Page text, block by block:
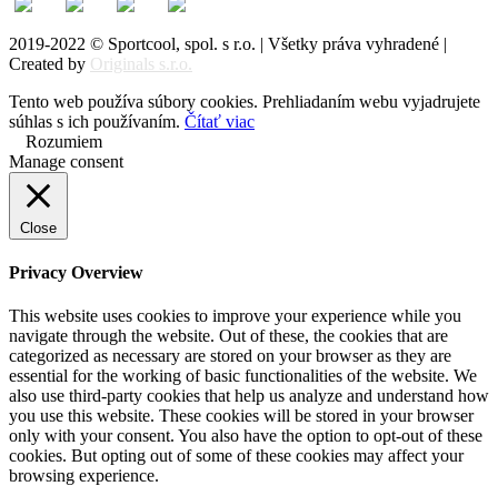
2019-2022 © Sportcool, spol. s r.o. | Všetky práva vyhradené |
Created by Originals s.r.o.
Tento web používa súbory cookies. Prehliadaním webu vyjadrujete
súhlas s ich používaním. Čítať viac
Rozumiem
Manage consent
Close
Privacy Overview
This website uses cookies to improve your experience while you
navigate through the website. Out of these, the cookies that are
categorized as necessary are stored on your browser as they are
essential for the working of basic functionalities of the website. We
also use third-party cookies that help us analyze and understand how
you use this website. These cookies will be stored in your browser
only with your consent. You also have the option to opt-out of these
cookies. But opting out of some of these cookies may affect your
browsing experience.